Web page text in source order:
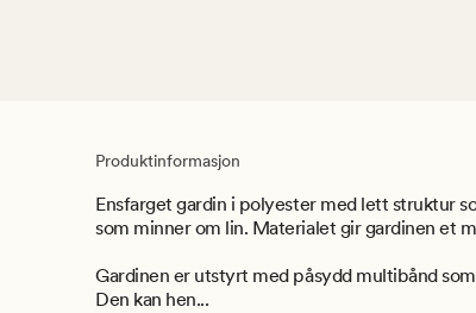
Produktinformasjon
Ensfarget gardin i polyester med lett struktur
som minner om lin. Materialet gir gardinen et
Gardinen er utstyrt med påsydd multibånd
Den kan hen...